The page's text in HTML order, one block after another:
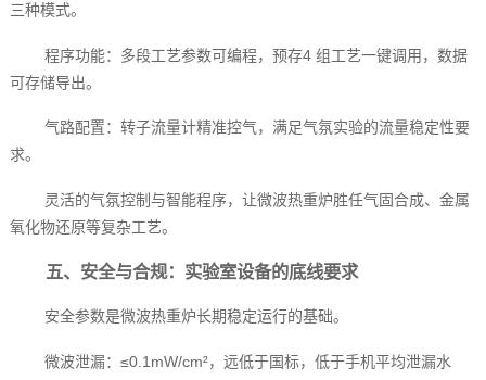
三种模式。
程序功能：多段工艺参数可编程，预存4 组工艺一键调用，数据
可存储导出。
气路配置：转子流量计精准控气，满足气氛实验的流量稳定性要
求。
灵活的气氛控制与智能程序，让微波热重炉胜任气固合成、金属
氧化物还原等复杂工艺。
五、安全与合规：实验室设备的底线要求
安全参数是微波热重炉长期稳定运行的基础。
微波泄漏：≤0.1mW/cm²，远低于国标，低于手机平均泄漏水